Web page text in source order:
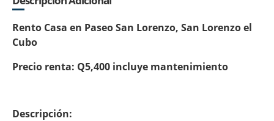
Rento Casa en Paseo San Lorenzo, San Lorenzo el
Cubo
Precio renta: Q5,400 incluye mantenimiento
Descripción: